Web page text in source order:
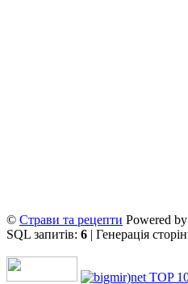
© Страви та рецепти Powered by
SQL запитів: 6 | Генерація